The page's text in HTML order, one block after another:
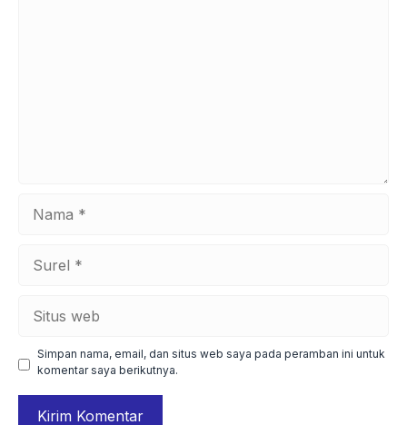
Simpan nama, email, dan situs web saya pada peramban ini untuk
komentar saya berikutnya.